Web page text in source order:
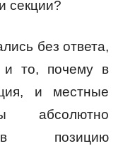
секции?
без ответа,
то, почему в
и местные
абсолютно
позицию